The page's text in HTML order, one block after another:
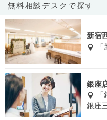
無料相談デスクで探す
新宿
「
銀座
「
銀座